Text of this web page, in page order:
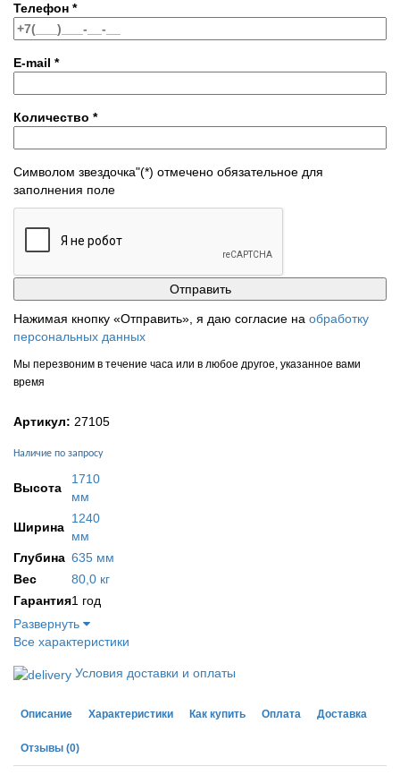
Телефон *
E-mail *
Количество *
Символом звездочка"(*) отмечено обязательное для
заполнения поле
Нажимая кнопку «Отправить», я даю согласие на обработку
персональных данных
Мы перезвоним в течение часа или в любое другое, указанное вами
время
Артикул: 27105
Наличие по запросу
Высота
1710
мм
Ширина
1240
мм
Глубина 635 мм
Вес
80,0 кг
Гарантия1 год
Развернуть
Все характеристики
Условия доставки и оплаты
Описание Характеристики Как купить Оплата Доставка
Отзывы (0)